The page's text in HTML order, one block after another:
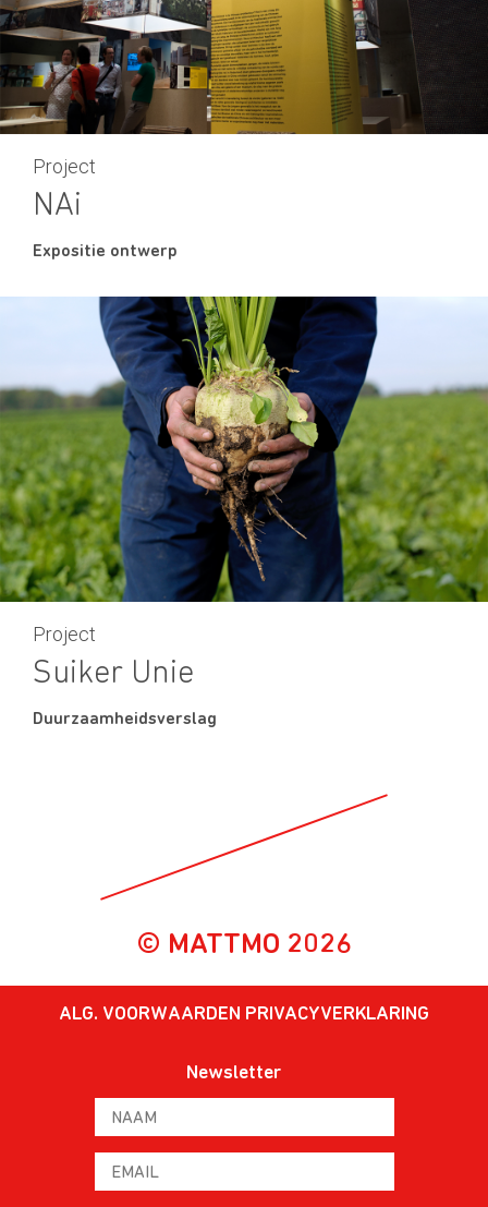
Project
NAi
Expositie ontwerp
Project
Suiker Unie
Duurzaamheidsverslag
© MATTMO 2026
ALG. VOORWAARDEN PRIVACYVERKLARING
Newsletter